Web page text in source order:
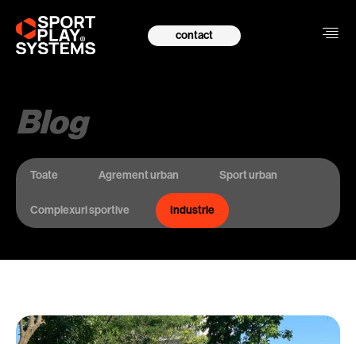
contact
Blog
Toate Agrement urban Sport urban
Complexuri sportive Industrie